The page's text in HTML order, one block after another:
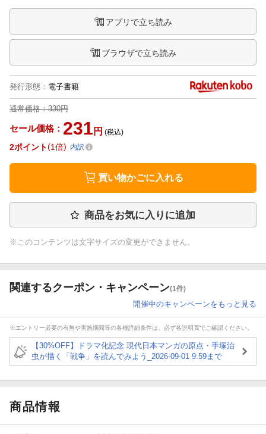
アプリで立ち読み
ブラウザで立ち読み
発行形態 ： 電子書籍
通常価格：330円
セール価格： 231 円 (税込)
2ポイント 1倍 内訳
買い物かごに入れる
商品をお気に入りに追加
※このコンテンツは文字サイズの変更ができません。
関連するクーポン・キャンペーン(1件)
開催中のキャンペーンをもっと見る
※エントリー必要の有無や実施期間等の各種詳細条件は、必ず各説明頁でご確認ください。
【30%OFF】ドラマ化記念 現代日本マンガの原点・手塚治
虫が描く「戦争」を読んでみよう_2026-09-01 9:59まで
商品情報